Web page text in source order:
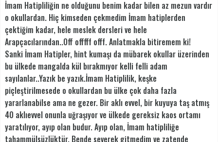
İmam Hatipliliğin ne olduğunu benim kadar bilen az mezun vardır
o okullardan. Hiç kimseden çekmedim İmam hatiplerden
çektiğim kadar, hele meslek dersleri ve hele
Arapçacılarından..Off offfff offf. Anlatmakla bitiremem ki!
Sanki İmam Hatipler, hint kumaşı da mübarek okullar üzerinden
bu ülkede mangalda kül bırakmıyor kelli felli adam
sayılanlar..Yazık be yazık.İmam Hatiplilik, keşke
piçleştirilmesede o okullardan bu ülke çok daha fazla
yararlanabilse ama ne gezer. Bir aklı evvel, bir kuyuya taş atmış
40 aklıevvel onunla uğraşıyor ve ülkede gereksiz kaos ortamı
yaratılıyor, ayıp olan budur. Ayıp olan, İmam hatipliliğe
tahammülsüzlüktür. Bende severek gitmedim ve zatende